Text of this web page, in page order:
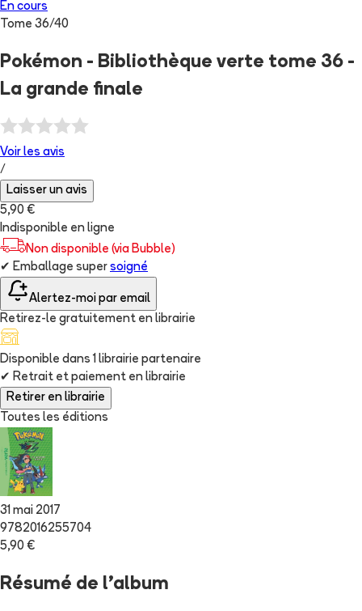
En cours
Tome 36/40
Pokémon - Bibliothèque verte tome 36 -
La grande finale
Voir les avis
/
Laisser un avis
5,90 €
Indisponible en ligne
Non disponible (via Bubble)
✔ Emballage super soigné
Alertez-moi par email
Retirez-le gratuitement en librairie
Disponible dans 1 librairie partenaire
✔ Retrait et paiement en librairie
Retirer en librairie
Toutes les éditions
31 mai 2017
9782016255704
5,90 €
Résumé de l'album